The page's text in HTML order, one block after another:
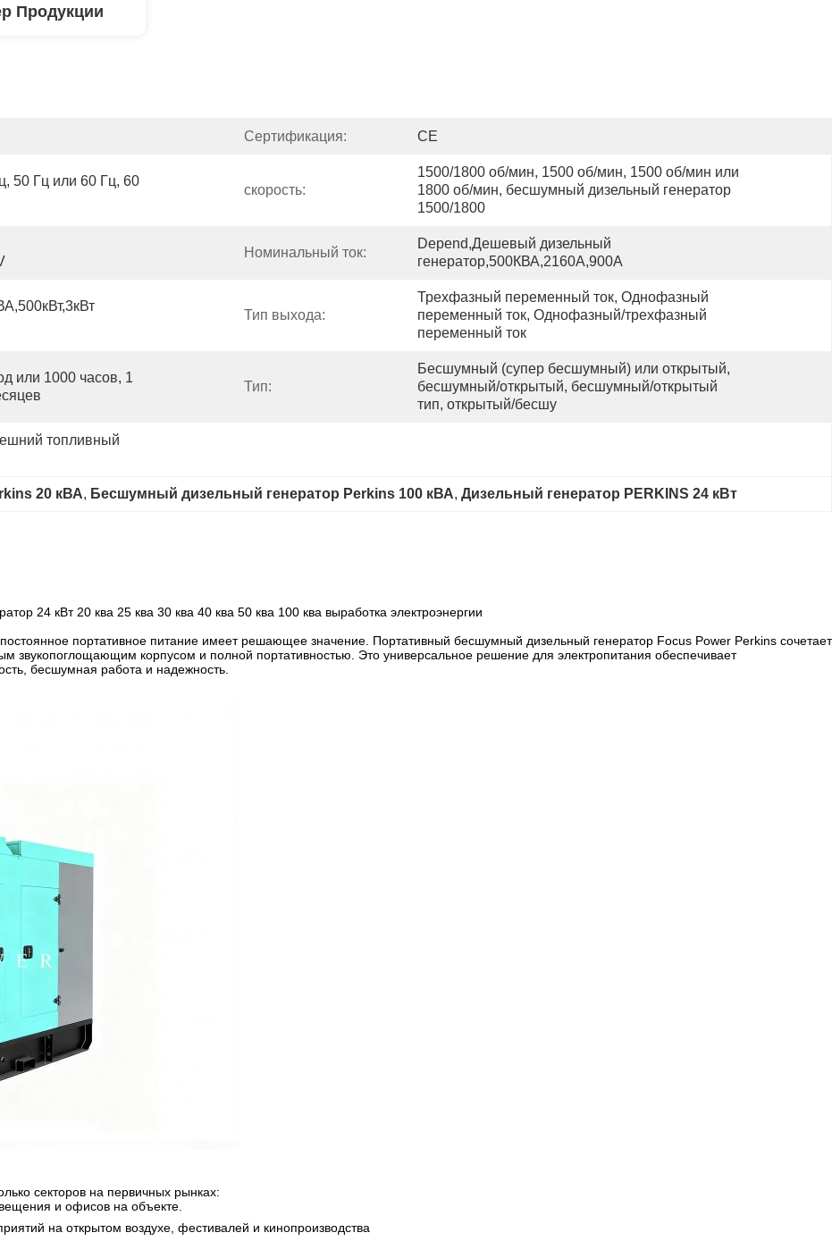
Продукции
Сертификация: CE
50 Гц или 60 Гц, 60
скорость:
1500/1800 об/мин, 1500 об/мин, 1500 об/мин или
1800 об/мин, бесшумный дизельный генератор
1500/1800
Номинальный ток:
Depend,Дешевый дизельный
генератор,500КВА,2160А,900А
Тип выхода:
Трехфазный переменный ток, Однофазный
переменный ток, Однофазный/трехфазный
переменный ток
или 1000 часов, 1
Тип:
Бесшумный (супер бесшумный) или открытый,
бесшумный/открытый, бесшумный/открытый
тип, открытый/бесшу
топливный
20 кВА, Бесшумный дизельный генератор Perkins 100 кВА, Дизельный генератор PERKINS 24 кВт
24 кВт 20 ква 25 ква 30 ква 40 ква 50 ква 100 ква выработка электроэнергии
портативное питание имеет решающее значение. Портативный бесшумный дизельный генератор Focus Power Perkins сочетает
звукопоглощающим корпусом и полной портативностью. Это универсальное решение для электропитания обеспечивает
бесшумная работа и надежность.
секторов на первичных рынках:
и офисов на объекте.
на открытом воздухе, фестивалей и кинопроизводства